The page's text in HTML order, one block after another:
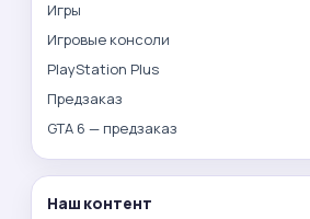
Игры
Игровые консоли
PlayStation Plus
Предзаказ
GTA 6 — предзаказ
Наш контент